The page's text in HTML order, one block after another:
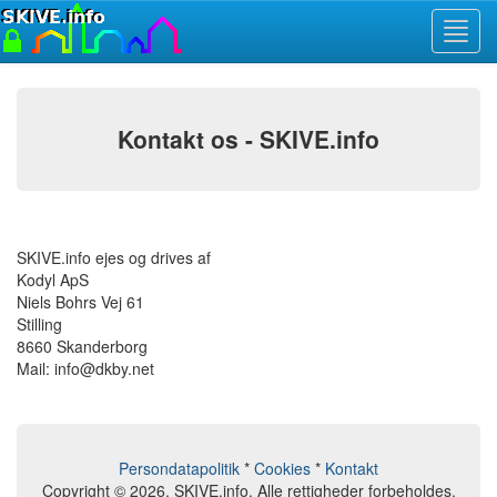
Kontakt os - SKIVE.info
SKIVE.info ejes og drives af
Kodyl ApS
Niels Bohrs Vej 61
Stilling
8660 Skanderborg
Mail: info@dkby.net
Persondatapolitik * Cookies * Kontakt
Copyright © 2026, SKIVE.info. Alle rettigheder forbeholdes.